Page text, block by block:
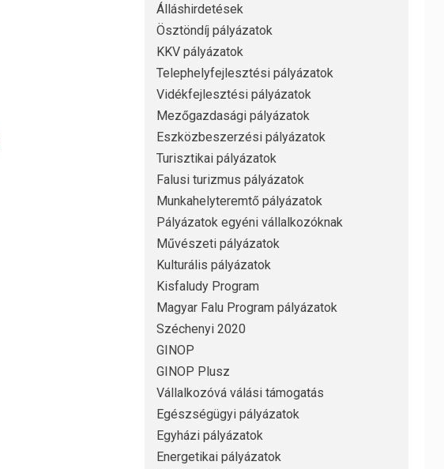
Álláshirdetések
Ösztöndíj pályázatok
KKV pályázatok
Telephelyfejlesztési pályázatok
Vidékfejlesztési pályázatok
Mezőgazdasági pályázatok
Eszközbeszerzési pályázatok
Turisztikai pályázatok
Falusi turizmus pályázatok
Munkahelyteremtő pályázatok
Pályázatok egyéni vállalkozóknak
Művészeti pályázatok
Kulturális pályázatok
Kisfaludy Program
Magyar Falu Program pályázatok
Széchenyi 2020
GINOP
GINOP Plusz
Vállalkozóvá válási támogatás
Egészségügyi pályázatok
Egyházi pályázatok
Energetikai pályázatok